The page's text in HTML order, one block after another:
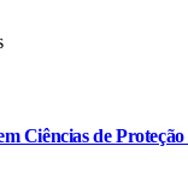
Ciências de